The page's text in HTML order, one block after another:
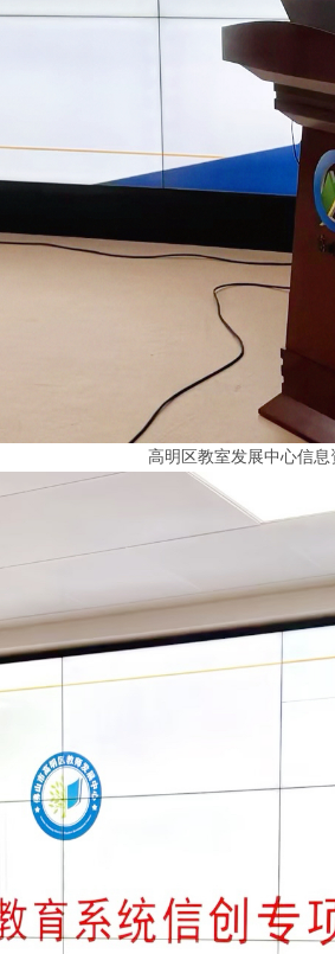
高明区教室发展中心信